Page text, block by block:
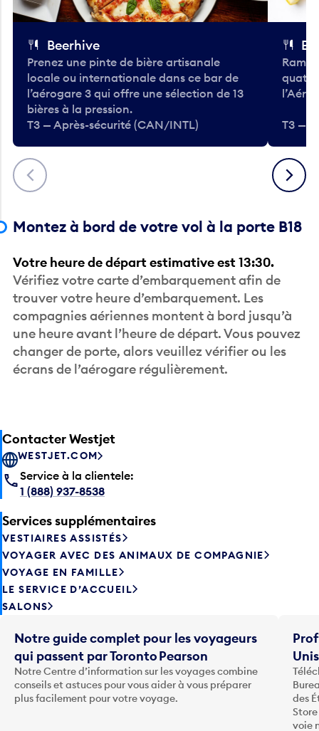
Précédent
Prenez une pinte de bière artisanale
locale ou internationale dans ce bar de
l’aérogare 3 qui offre une sélection de 13
bières à la pression.
T3 — Après-sécurité (CAN/INTL)
Suivant
Vérifiez votre carte d’embarquement afin de
trouver votre heure d’embarquement. Les
compagnies aériennes montent à bord jusqu’à
une heure avant l’heure de départ. Vous pouvez
changer de porte, alors veuillez vérifier ou les
écrans de l’aérogare régulièrement.
WESTJET.COM
Service à la clientele:
1 (888) 937-8538
VESTIAIRES ASSISTÉS
VOYAGER AVEC DES ANIMAUX DE COMPAGNIE
VOYAGE EN FAMILLE
LE SERVICE D’ACCUEIL
SALONS
qui passent par Toronto Pearson
Notre Centre d’information sur les voyages combine
conseils et astuces pour vous aider à vous préparer
plus facilement pour votre voyage.
des
voie